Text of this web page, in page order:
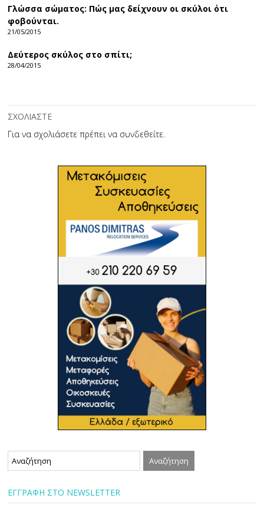
Γλώσσα σώματος: Πώς μας δείχνουν οι σκύλοι ότι
φοβούνται.
21/05/2015
Δεύτερος σκύλος στο σπίτι;
28/04/2015
ΣΧΟΛΙΑΣΤΕ
Για να σχολιάσετε πρέπει να συνδεθείτε
ΕΓΓΡΑΦΗ ΣΤΟ NEWSLETTER